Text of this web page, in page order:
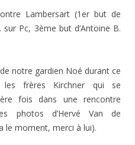
Lambersart (1er but de
Pc, 3ème but d’Antoine B.
notre gardien Noé durant ce
frères Kirchner qui se
fois dans une rencontre
photos d’Hervé Van de
le moment, merci à lui).